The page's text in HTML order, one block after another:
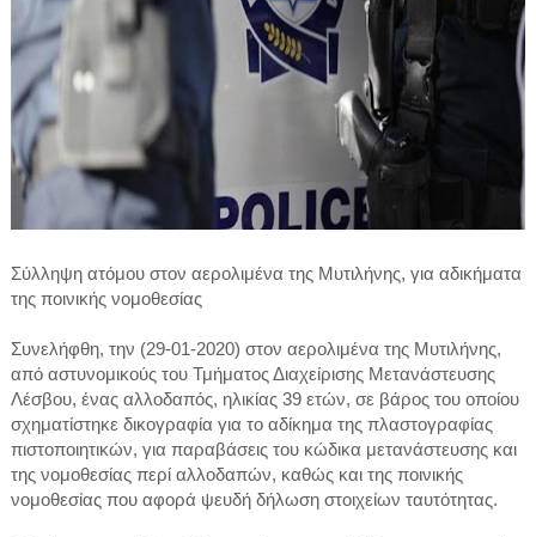
Σύλληψη ατόμου στον αερολιμένα της Μυτιλήνης, για αδικήματα
της ποινικής νομοθεσίας
Συνελήφθη, την (29-01-2020) στον αερολιμένα της Μυτιλήνης,
από αστυνομικούς του Τμήματος Διαχείρισης Μετανάστευσης
Λέσβου, ένας αλλοδαπός, ηλικίας 39 ετών, σε βάρος του οποίου
σχηματίστηκε δικογραφία για το αδίκημα της πλαστογραφίας
πιστοποιητικών, για παραβάσεις του κώδικα μετανάστευσης και
της νομοθεσίας περί αλλοδαπών, καθώς και της ποινικής
νομοθεσίας που αφορά ψευδή δήλωση στοιχείων ταυτότητας.